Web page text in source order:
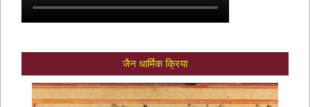
जैन धार्मिक क्रिया